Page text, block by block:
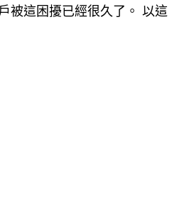
被這困擾已經很久了。 以這